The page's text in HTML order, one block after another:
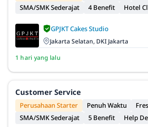
SMA/SMK Sederajat
4 Benefit Hotel
GPJKT Cakes Studio
Jakarta Selatan, DKI Jakarta
1 hari yang lalu
Customer Service
Perusahaan Starter
Penuh Waktu
SMA/SMK Sederajat
5 Benefit Help